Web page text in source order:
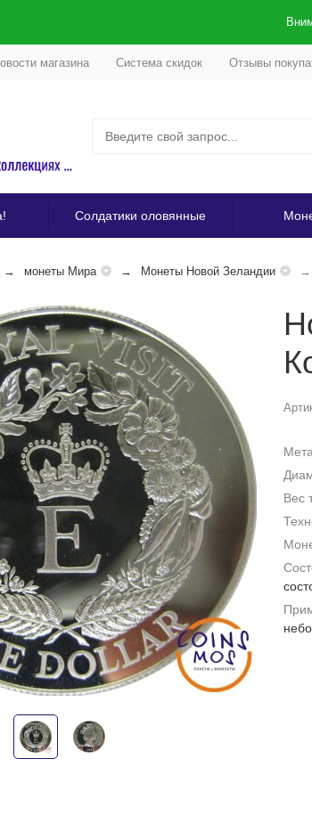
магазина Система скидок Отзывы
Солдатики оловянные
монеты Мира Монеты Новой Зеландии
Вес